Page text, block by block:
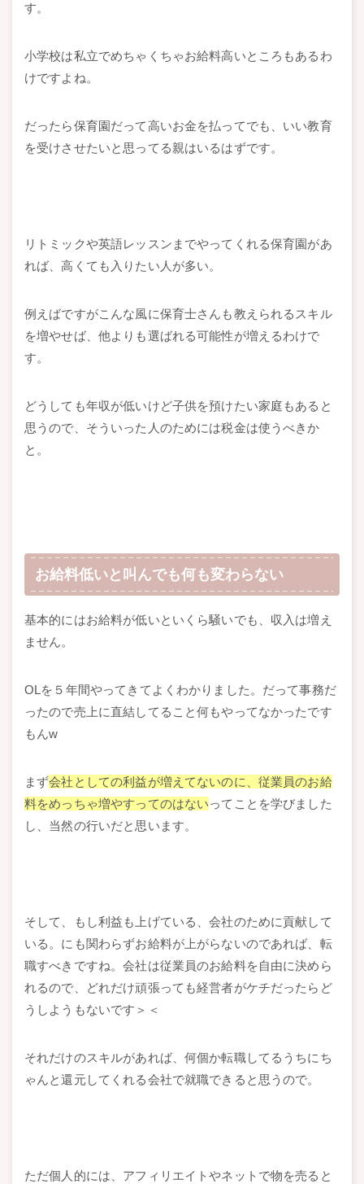
す。
小学校は私立でめちゃくちゃお給料高いところもあるわ
けですよね。
だったら保育園だって高いお金を払ってでも、いい教育
を受けさせたいと思ってる親はいるはずです。
リトミックや英語レッスンまでやってくれる保育園があ
れば、高くても入りたい人が多い。
例えばですがこんな風に保育士さんも教えられるスキル
を増やせば、他よりも選ばれる可能性が増えるわけで
す。
どうしても年収が低いけど子供を預けたい家庭もあると
思うので、そういった人のためには税金は使うべきか
と。
お給料低いと叫んでも何も変わらない
基本的にはお給料が低いといくら騒いでも、収入は増え
ません。
OLを５年間やってきてよくわかりました。だって事務だ
ったので売上に直結してること何もやってなかったです
もんw
まず会社としての利益が増えてないのに、従業員のお給
料をめっちゃ増やすってのはないってことを学びました
し、当然の行いだと思います。
そして、もし利益も上げている、会社のために貢献して
いる。にも関わらずお給料が上がらないのであれば、転
職すべきですね。会社は従業員のお給料を自由に決めら
れるので、どれだけ頑張っても経営者がケチだったらど
うしようもないです＞＜
それだけのスキルがあれば、何個か転職してるうちにち
ゃんと還元してくれる会社で就職できると思うので。
ただ個人的には、アフィリエイトやネットで物を売ると